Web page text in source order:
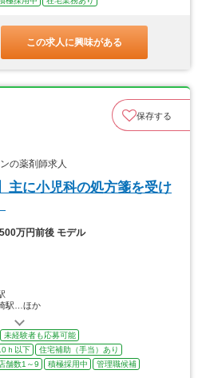
この求人に興味がある
保存する
の薬剤師求人
主に小児科の処方箋を受け
万円前後 モデル
駅…ほか
未経験者も応募可能
ｈ以下
住宅補助（手当）あり
舗数1～9 積極採用中 管理職候補